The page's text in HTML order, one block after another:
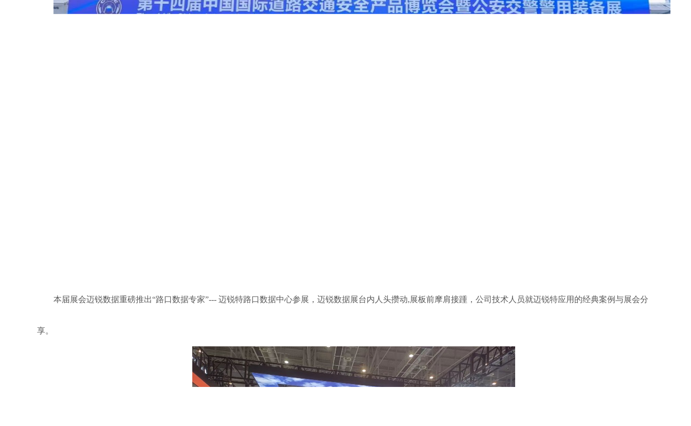
本届展会迈锐数据重磅推出“路口数据专家”--- 迈锐特路口数据中心参展，迈锐数据展台内人头攒动,展板前摩肩接踵，公司技术人员就迈锐特应用的经典案例与展会分
享。